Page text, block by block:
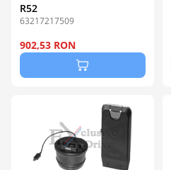
R52
63217217509
902,53 RON